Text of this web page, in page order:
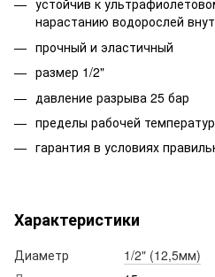
устойчив к
нарастанию водорослей
прочный и эластичный
размер 1/2"
давление разрыва 25 бар
пределы рабочей
гарантия в условиях
Характеристики
Диаметр
1/2" (12,5мм)